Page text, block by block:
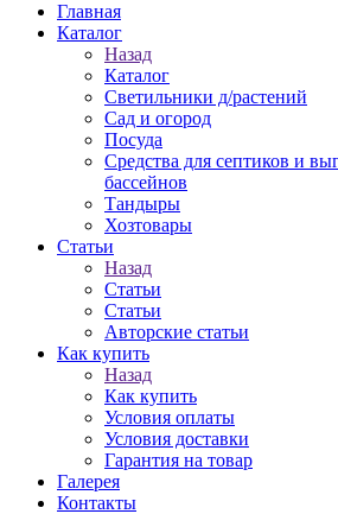
Главная
Каталог
Назад
Каталог
Светильники д/растений
Сад и огород
Посуда
Средства для септиков и
бассейнов
Тандыры
Хозтовары
Статьи
Назад
Статьи
Статьи
Авторские статьи
Как купить
Назад
Как купить
Условия оплаты
Условия доставки
Гарантия на товар
Галерея
Контакты